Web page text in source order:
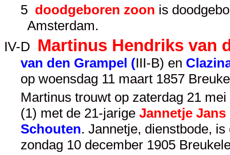
5 doodgeboren zoon is
Amsterdam.
IV-D Martinus Hendriks van
van den Grampel (III-B) en
op woensdag 11 maart 1857
Martinus trouwt op zaterdag 21
(1) met de 21-jarige Jannetje Jans
Schouten. Jannetje, dienstbode,
zondag 10 december 1905